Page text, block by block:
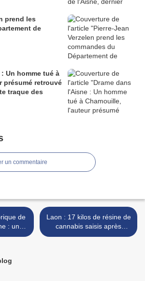
prend les
de
Un homme tué à
présumé retrouvé
traque des
un commentaire
: un
Laon : 17 kilos de résine de
cannabis saisis après
plusieurs mois d'enquête